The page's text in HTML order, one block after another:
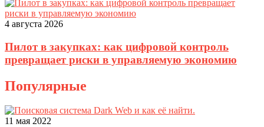
4 августа 2026
Пилот в закупках: как цифровой контроль
превращает риски в управляемую экономию
Популярные
11 мая 2022